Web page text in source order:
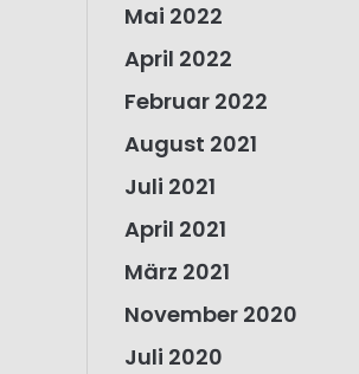
Mai 2022
April 2022
Februar 2022
August 2021
Juli 2021
April 2021
März 2021
November 2020
Juli 2020